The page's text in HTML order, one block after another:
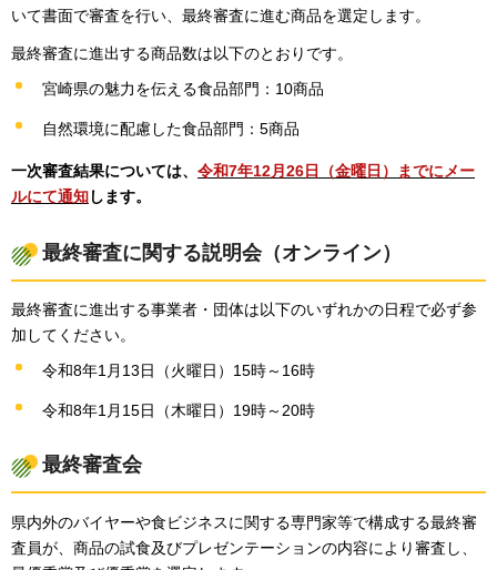
いて書面で審査を行い、最終審査に進む商品を選定します。
最終審査に進出する商品数は以下のとおりです。
宮崎県の魅力を伝える食品部門：10商品
自然環境に配慮した食品部門：5商品
一次審査結果については、 令和7年12月26日（金曜日）までにメー
ルにて通知します。
最終審査に関する説明会（オンライン）
最終審査に進出する事業者・団体は以下のいずれかの日程で必ず参
加してください。
令和8年1月13日（火曜日）15時～16時
令和8年1月15日（木曜日）19時～20時
最終審査会
県内外のバイヤーや食ビジネスに関する専門家等で構成する最終審
査員が、商品の試食及びプレゼンテーションの内容により審査し、